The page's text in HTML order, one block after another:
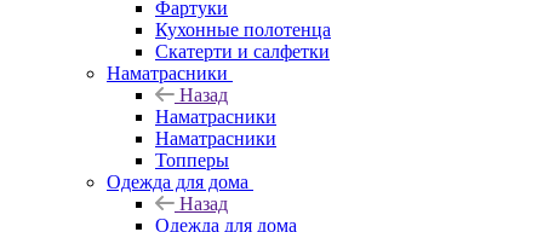
Фартуки
Кухонные полотенца
Скатерти и салфетки
Наматрасники
Назад
Наматрасники
Наматрасники
Топперы
Одежда для дома
Назад
Одежда для дома